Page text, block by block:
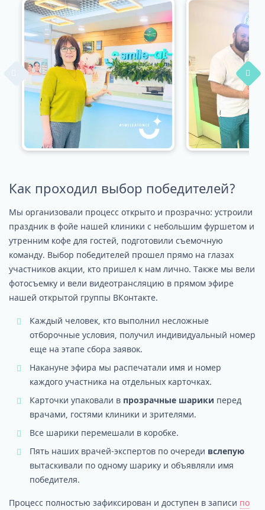
Как проходил выбор победителей?
Мы организовали процесс открыто и прозрачно: устроили
праздник в фойе нашей клиники с небольшим фуршетом и
утренним кофе для гостей, подготовили съемочную
команду. Выбор победителей прошел прямо на глазах
участников акции, кто пришел к нам лично. Также мы вели
фотосъемку и вели видеотрансляцию в прямом эфире
нашей открытой группы ВКонтакте.
Каждый человек, кто выполнил несложные
отборочные условия, получил индивидуальный номер
еще на этапе сбора заявок.
Накануне эфира мы распечатали имя и номер
каждого участника на отдельных карточках.
Карточки упаковали в прозрачные шарики перед
врачами, гостями клиники и зрителями.
Все шарики перемешали в коробке.
Пять наших врачей-экспертов по очереди вслепую
вытаскивали по одному шарику и объявляли имя
победителя.
Процесс полностью зафиксирован и доступен в записи по